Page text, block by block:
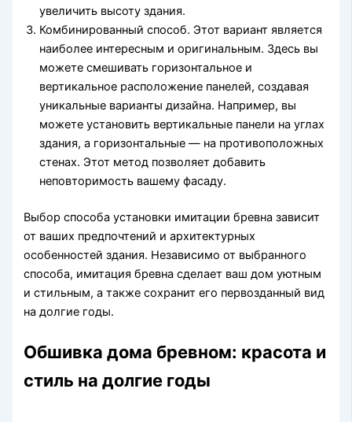
увеличить высоту здания.
Комбинированный способ. Этот вариант является
наиболее интересным и оригинальным. Здесь вы
можете смешивать горизонтальное и
вертикальное расположение панелей, создавая
уникальные варианты дизайна. Например, вы
можете установить вертикальные панели на углах
здания, а горизонтальные — на противоположных
стенах. Этот метод позволяет добавить
неповторимость вашему фасаду.
Выбор способа установки имитации бревна зависит
от ваших предпочтений и архитектурных
особенностей здания. Независимо от выбранного
способа, имитация бревна сделает ваш дом уютным
и стильным, а также сохранит его первозданный вид
на долгие годы.
Обшивка дома бревном: красота и
стиль на долгие годы